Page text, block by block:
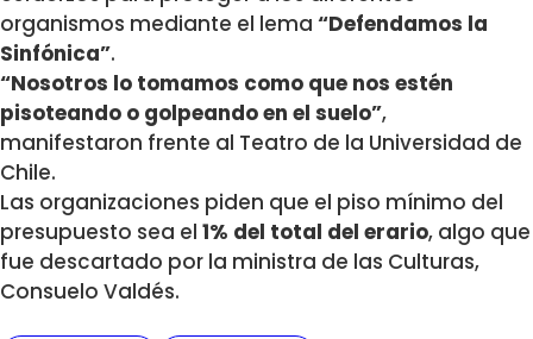
organismos mediante el lema “Defendamos la
Sinfónica”.
“Nosotros lo tomamos como que nos estén
pisoteando o golpeando en el suelo”,
manifestaron frente al Teatro de la Universidad de
Chile.
Las organizaciones piden que el piso mínimo del
presupuesto sea el 1% del total del erario, algo que
fue descartado por la ministra de las Culturas,
Consuelo Valdés.